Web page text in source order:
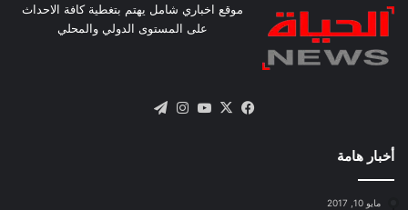
موقع اخباري شامل يهتم بتغطية كافة الاحداث
على المستوى الدولي والمحلي
فيسبوك
X يوتيوبانستقرام
أخبار هامة
مايو 10, 2017